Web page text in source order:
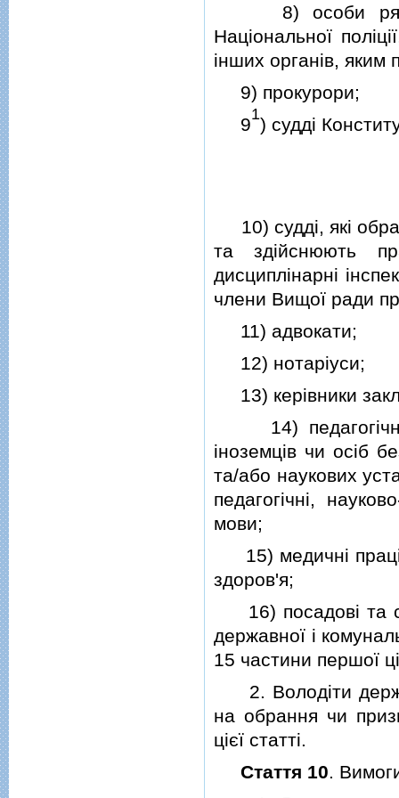
8) особи
Нацiональної
iнших органiв, яким
9) прокурори;
91) суддi
10) суддi, якi
та здiйснюють
дисциплiнарнi
члени Вищої ради
11) адвокати;
12) нотарiуси;
13) керiвники
14) педагогiчнi,
iноземцiв чи осiб
та/або наукових
педагогiчнi,
мови;
15) медичнi
здоров'я;
16) посадовi та
державної i
15 частини першої
2. Володiти
на обрання чи
цiєї статтi.
Стаття 10.